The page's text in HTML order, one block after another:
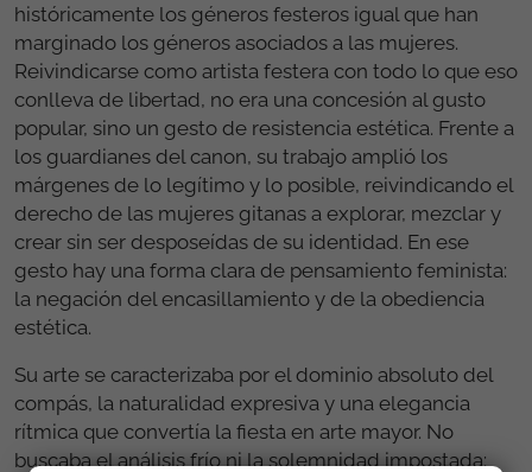
históricamente los géneros festeros igual que han
marginado los géneros asociados a las mujeres.
Reivindicarse como artista festera con todo lo que eso
conlleva de libertad, no era una concesión al gusto
popular, sino un gesto de resistencia estética. Frente a
los guardianes del canon, su trabajo amplió los
márgenes de lo legítimo y lo posible, reivindicando el
derecho de las mujeres gitanas a explorar, mezclar y
crear sin ser desposeídas de su identidad. En ese
gesto hay una forma clara de pensamiento feminista:
la negación del encasillamiento y de la obediencia
estética.
Su arte se caracterizaba por el dominio absoluto del
compás, la naturalidad expresiva y una elegancia
rítmica que convertía la fiesta en arte mayor. No
buscaba el análisis frío ni la solemnidad impostada: